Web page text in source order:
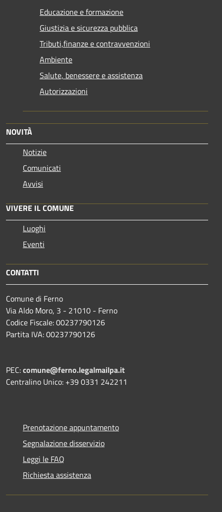
Educazione e formazione
Giustizia e sicurezza pubblica
Tributi,finanze e contravvenzioni
Ambiente
Salute, benessere e assistenza
Autorizzazioni
NOVITÀ
Notizie
Comunicati
Avvisi
VIVERE IL COMUNE
Luoghi
Eventi
CONTATTI
Comune di Ferno
Via Aldo Moro, 3 - 21010 - Ferno
Codice Fiscale: 00237790126
Partita IVA: 00237790126
PEC:comune@ferno.legalmailpa.it
Centralino Unico: +39 0331 242211
Prenotazione appuntamento
Segnalazione disservizio
Leggi le FAQ
Richiesta assistenza